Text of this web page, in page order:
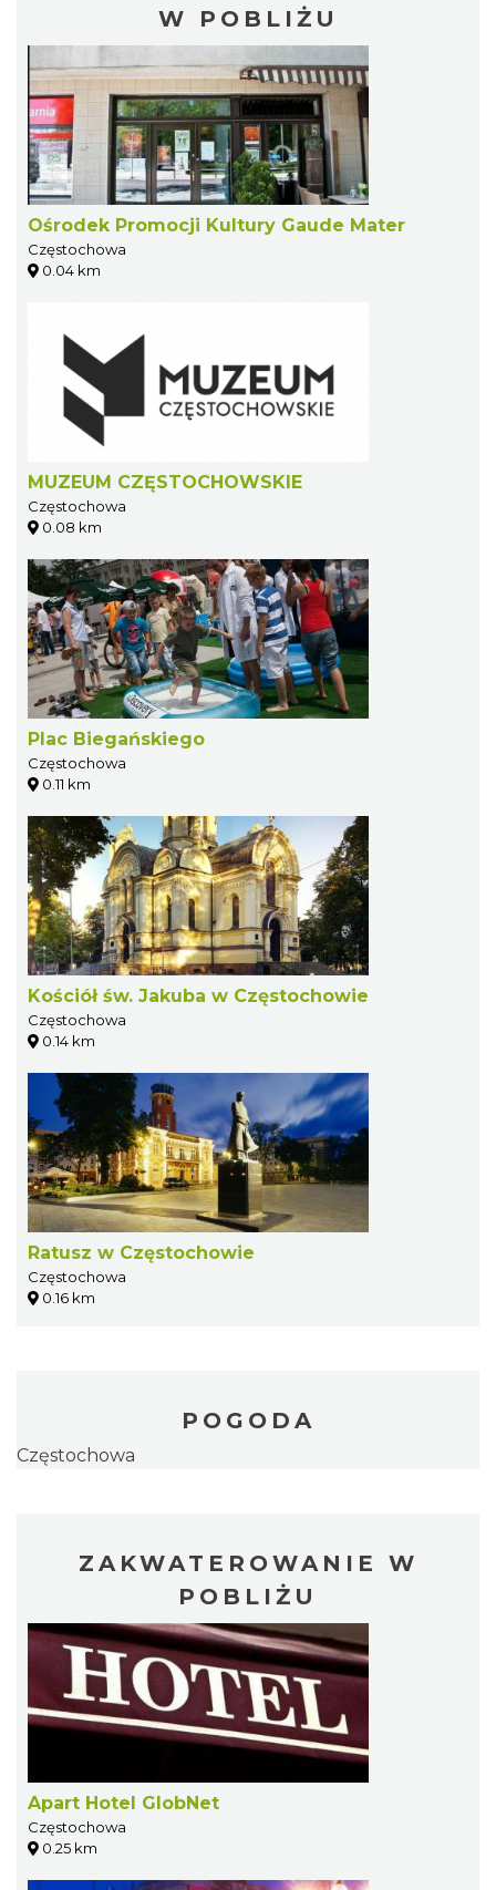
W POBLIŻU
Ośrodek Promocji Kultury Gaude Mater
Częstochowa
0.04 km
MUZEUM CZĘSTOCHOWSKIE
Częstochowa
0.08 km
Plac Biegańskiego
Częstochowa
0.11 km
Kościół św. Jakuba w Częstochowie
Częstochowa
0.14 km
Ratusz w Częstochowie
Częstochowa
0.16 km
POGODA
Częstochowa
ZAKWATEROWANIE W
POBLIŻU
Apart Hotel GlobNet
Częstochowa
0.25 km